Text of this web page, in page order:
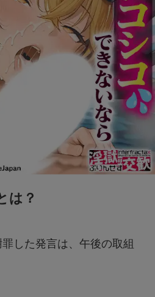
当の人って、どんな人だったの？
】あんスタコラボ！シリアルコード
するためのミッションとは？
】婚前契約を結んでいた？婚前契約
スロワーズ】つば九郎の中の人は
誰？
ンチに入っていたコーチは誰な
は？
した発言は、午後の取組